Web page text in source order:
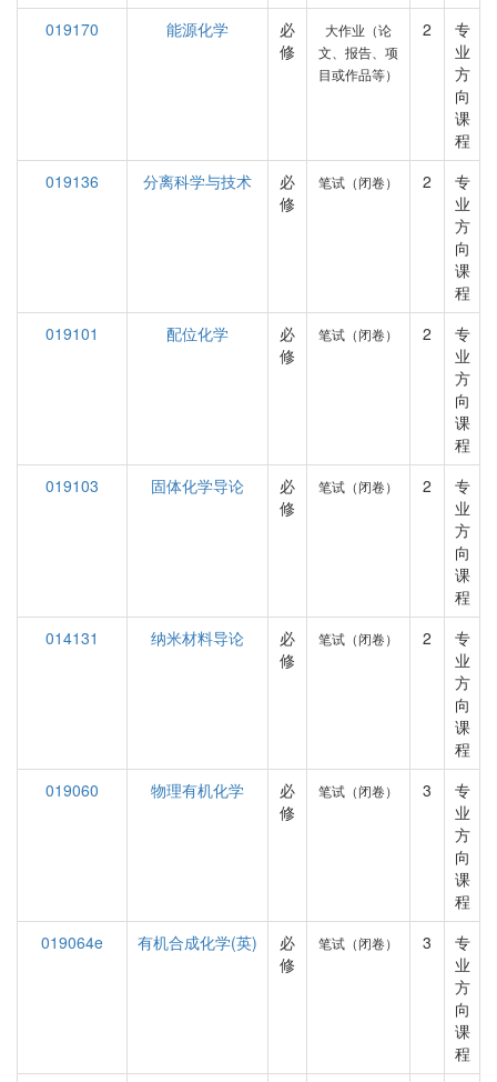
019170
能源化学
必
修
大作业（论
文、报告、项
目或作品等）
2
专
业
方
向
课
程
019136
分离科学与技术
必
修
笔试（闭卷） 2
专
业
方
向
课
程
019101
配位化学
必
修
笔试（闭卷） 2
专
业
方
向
课
程
019103
固体化学导论
必
修
笔试（闭卷） 2
专
业
方
向
课
程
014131
纳米材料导论
必
修
笔试（闭卷） 2
专
业
方
向
课
程
019060
物理有机化学
必
修
笔试（闭卷） 3
专
业
方
向
课
程
019064e
有机合成化学(英)
必
修
笔试（闭卷） 3
专
业
方
向
课
程